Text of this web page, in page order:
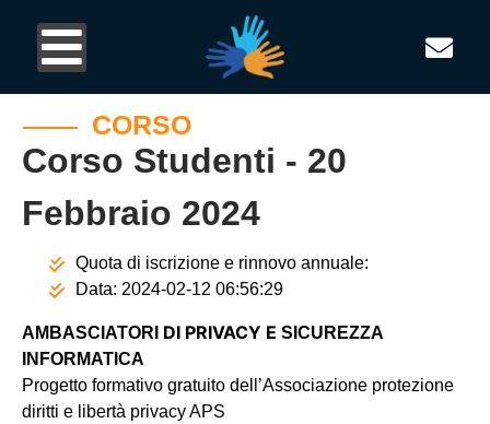
CORSO
Corso Studenti - 20
Febbraio 2024
Quota di iscrizione e rinnovo annuale:
Data: 2024-02-12 06:56:29
AMBASCIATORI DI PRIVACY E SICUREZZA
INFORMATICA
Progetto formativo gratuito dell’Associazione protezione
diritti e libertà privacy APS